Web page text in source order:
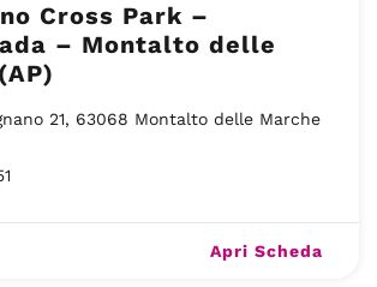
Cross Park –
– Montalto delle
21, 63068 Montalto delle Marche
Apri Scheda